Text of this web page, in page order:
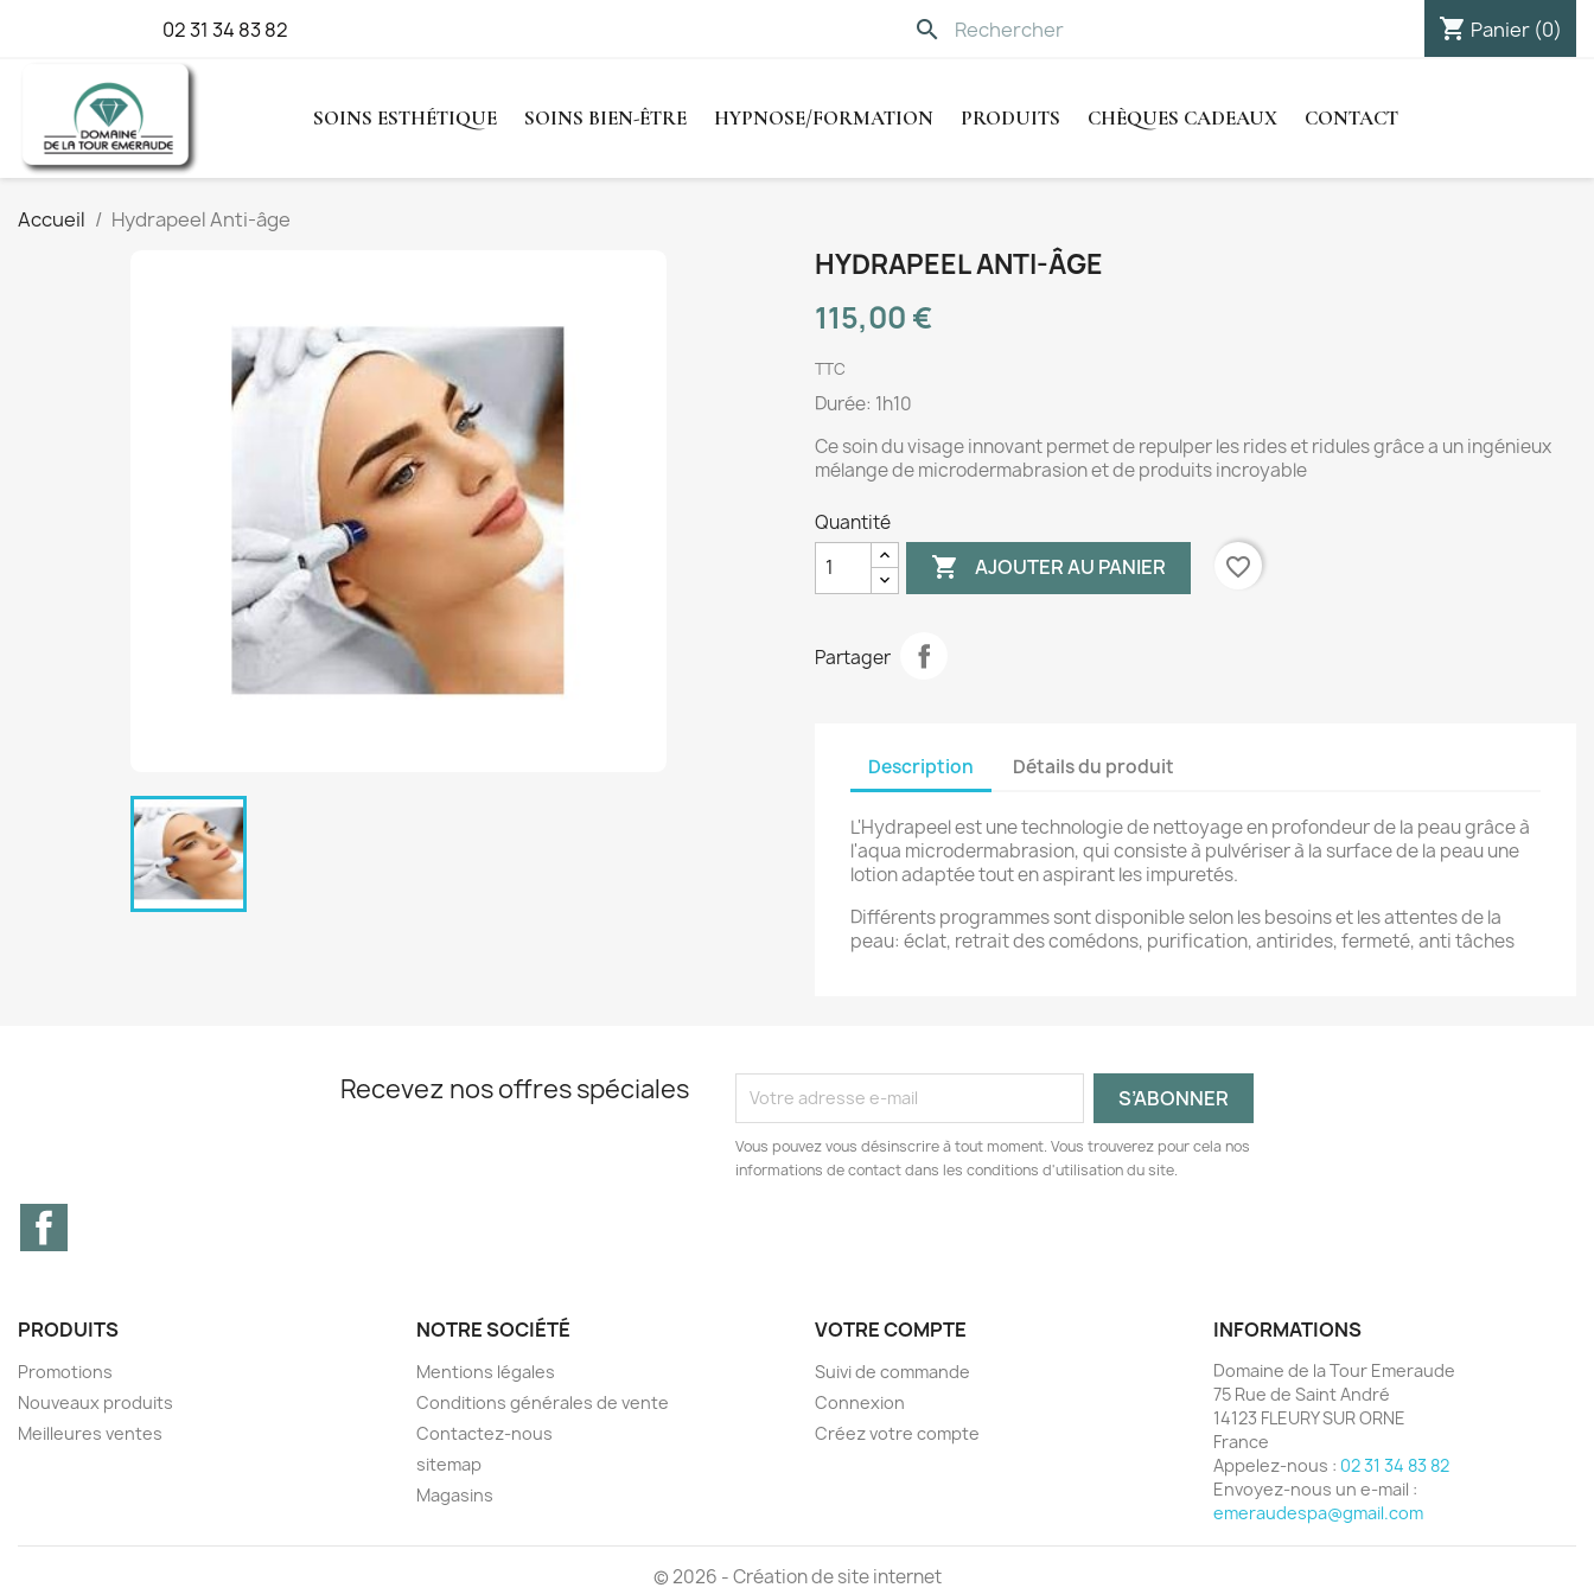
02 31 34 83 82 search shopping_cart Panier (0)
SOINS ESTHÉTIQUE SOINS BIEN-ÊTRE HYPNOSE/FORMATION PRODUITS CHÈQUES CADEAUX CONTACT
Accueil Hydrapeel Anti-âge
HYDRAPEEL ANTI-ÂGE
115,00 €
TTC
Durée: 1h10
Ce soin du visage innovant permet de repulper les rides et ridules grâce a un ingénieux
mélange de microdermabrasion et de produits incroyable
Quantité
 AJOUTER AU PANIER favorite_border
Partager
Description Détails du produit
L'Hydrapeel est une technologie de nettoyage en profondeur de la peau grâce à
l'aqua microdermabrasion, qui consiste à pulvériser à la surface de la peau une
lotion adaptée tout en aspirant les impuretés.
Différents programmes sont disponible selon les besoins et les attentes de la
peau: éclat, retrait des comédons, purification, antirides, fermeté, anti tâches
Recevez nos offres spéciales
Vous pouvez vous désinscrire à tout moment. Vous trouverez pour cela nos
informations de contact dans les conditions d'utilisation du site.
PRODUITS
Promotions
Nouveaux produits
Meilleures ventes
NOTRE SOCIÉTÉ
Mentions légales
Conditions générales de vente
Contactez-nous
sitemap
Magasins
VOTRE COMPTE
Suivi de commande
Connexion
Créez votre compte
INFORMATIONS
Domaine de la Tour Emeraude
75 Rue de Saint André
14123 FLEURY SUR ORNE
France
Appelez-nous : 02 31 34 83 82
Envoyez-nous un e-mail :
emeraudespa@gmail.com
© 2026 -Création de site internet